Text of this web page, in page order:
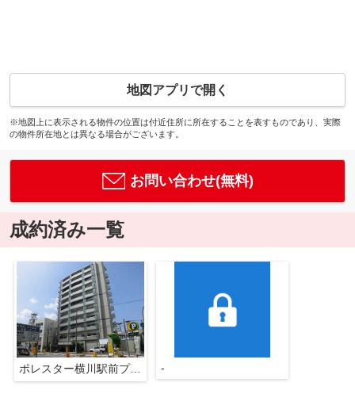
地図アプリで開く
※地図上に表示される物件の位置は付近住所に所在することを表すものであり、実際
の物件所在地とは異なる場合がございます。
お問い合わせ(無料)
成約済み一覧
ポレスター横川駅前プレミアム -